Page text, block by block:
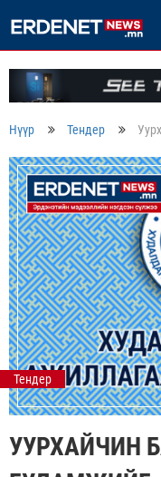
Нүүр Тендер
Тендер
УУРХАЙЧИН